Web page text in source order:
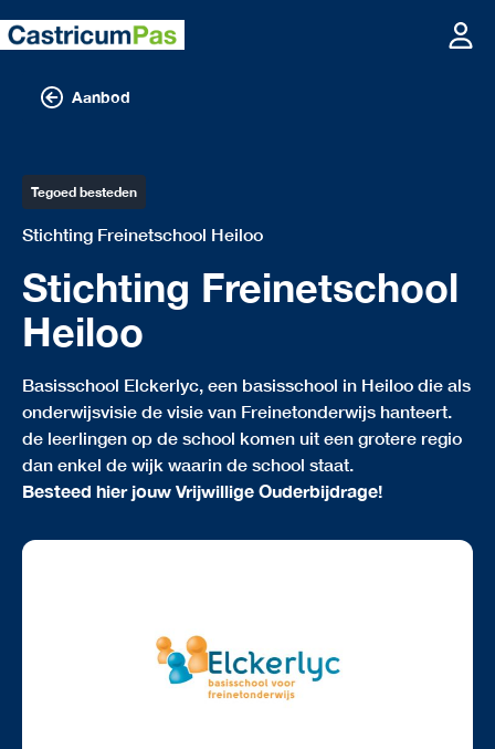
Aanbod
Tegoed besteden
Stichting Freinetschool Heiloo
Stichting Freinetschool
Heiloo
Basisschool Elckerlyc, een basisschool in Heiloo die als
onderwijsvisie de visie van Freinetonderwijs hanteert.
de leerlingen op de school komen uit een grotere regio
dan enkel de wijk waarin de school staat.
Besteed hier jouw Vrijwillige Ouderbijdrage!